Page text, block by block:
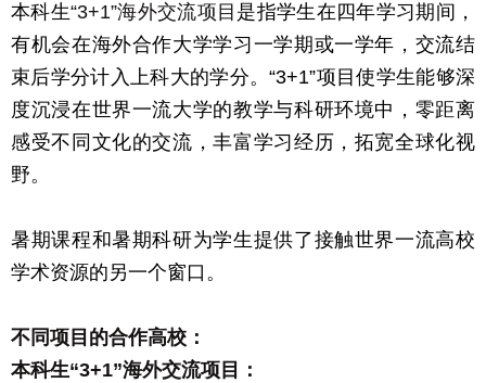
本科生“3+1”海外交流项目 是指学生在四年学习期间，
有机会在海外合作大学学习一学期或一学年，交流结
束后学分计入上科大的学分。“3+1”项目使学生能够深
度沉浸在世界一流大学的教学与科研环境中，零距离
感受不同文化的交流，丰富学习经历，拓宽全球化视
野。
暑期课程和暑期科研为学生提供了接触世界一流高校
学术资源的另一个窗口。
不同项目的合作高校：
本科生“3+1”海外交流项目：